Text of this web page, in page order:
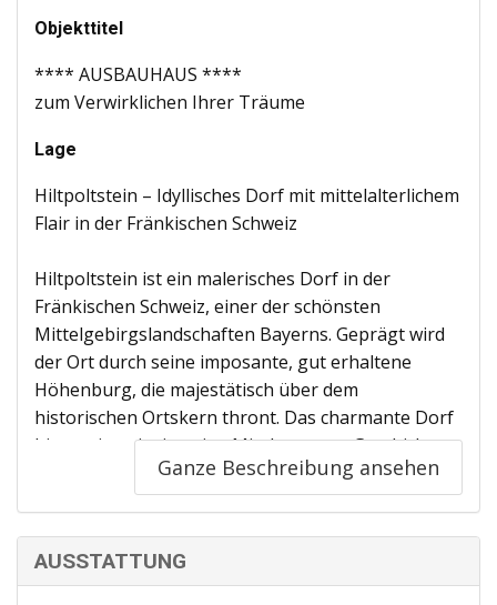
Objekttitel
**** AUSBAUHAUS ****
zum Verwirklichen Ihrer Träume
Lage
Hiltpoltstein – Idyllisches Dorf mit mittelalterlichem
Flair in der Fränkischen Schweiz
Hiltpoltstein ist ein malerisches Dorf in der
Fränkischen Schweiz, einer der schönsten
Mittelgebirgslandschaften Bayerns. Geprägt wird
der Ort durch seine imposante, gut erhaltene
Höhenburg, die majestätisch über dem
historischen Ortskern thront. Das charmante Dorf
bietet eine einzigartige Mischung aus Geschichte,
Natur und fränkischer Lebensart – ein idealer Ort
für alle, die Ruhe, Kultur und aktive Erholung
Geschichte mit Charakter
Ganze Beschreibung ansehen
AUSSTATTUNG